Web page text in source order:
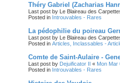
Théry Gabriel (Zacharias
Last post by Le Blaireau des
Posted in Introuvables - Rares
La pédophilie du poireau
Last post by Le Blaireau des
Posted in Articles, Inclassables -
Comte de Saint-Aulaire -
Last post by Dejuificator II « Mon Mar
Posted in Introuvables - Rares